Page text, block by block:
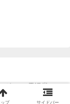
グ with 電漫堂 All
ップ サイドバー